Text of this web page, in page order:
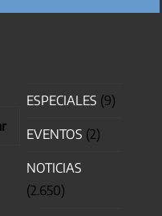
ESPECIALES (9)
EVENTOS (2)
NOTICIAS
(2.650)